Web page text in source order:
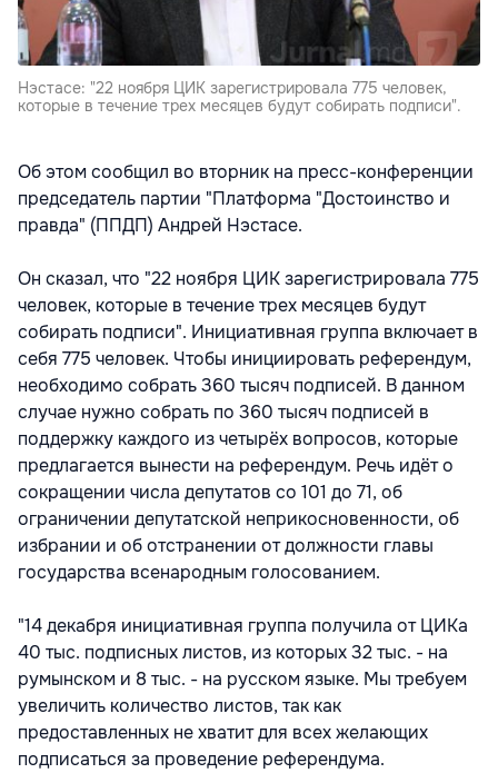
Нэстасе: "22 ноября ЦИК зарегистрировала 775 человек,
которые в течение трех месяцев будут собирать подписи".
Об этом сообщил во вторник на пресс-конференции
председатель партии "Платформа "Достоинство и
правда" (ППДП) Андрей Нэстасе.
Он сказал, что "22 ноября ЦИК зарегистрировала 775
человек, которые в течение трех месяцев будут
собирать подписи". Инициативная группа включает в
себя 775 человек. Чтобы инициировать референдум,
необходимо собрать 360 тысяч подписей. В данном
случае нужно собрать по 360 тысяч подписей в
поддержку каждого из четырёх вопросов, которые
предлагается вынести на референдум. Речь идёт о
сокращении числа депутатов со 101 до 71, об
ограничении депутатской неприкосновенности, об
избрании и об отстранении от должности главы
государства всенародным голосованием.
"14 декабря инициативная группа получила от ЦИКа
40 тыс. подписных листов, из которых 32 тыс. - на
румынском и 8 тыс. - на русском языке. Мы требуем
увеличить количество листов, так как
предоставленных не хватит для всех желающих
подписаться за проведение референдума.